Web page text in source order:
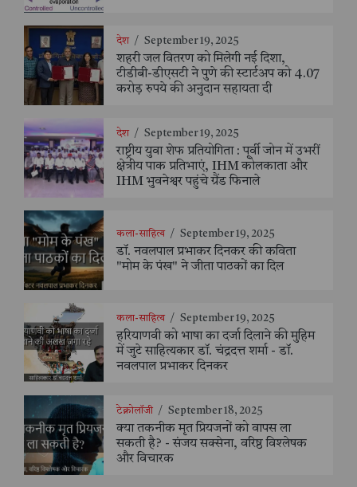
देश / September 19, 2025
शहरी जल वितरण को मिलेगी नई दिशा,
टीडीबी-डीएसटी ने पुणे की स्टार्टअप को 4.07
करोड़ रुपये की अनुदान सहायता दी
देश / September 19, 2025
राष्ट्रीय युवा शेफ प्रतियोगिता : पूर्वी जोन में उभरीं
क्षेत्रीय पाक प्रतिभाएं, IHM कोलकाता और
IHM भुवनेश्वर पहुंचे ग्रैंड फिनाले
कला-साहित्य / September 19, 2025
डॉ. नवलपाल प्रभाकर दिनकर की कविता
"मोम के पंख" ने जीता पाठकों का दिल
कला-साहित्य / September 19, 2025
हरियाणवी को भाषा का दर्जा दिलाने की मुहिम
में जुटे साहित्यकार डॉ. चंद्रदत्त शर्मा - डॉ.
नवलपाल प्रभाकर दिनकर
टेक्नोलॉजी / September 18, 2025
क्या तकनीक मृत प्रियजनों को वापस ला
सकती है? - संजय सक्सेना, वरिष्ठ विश्लेषक
और विचारक